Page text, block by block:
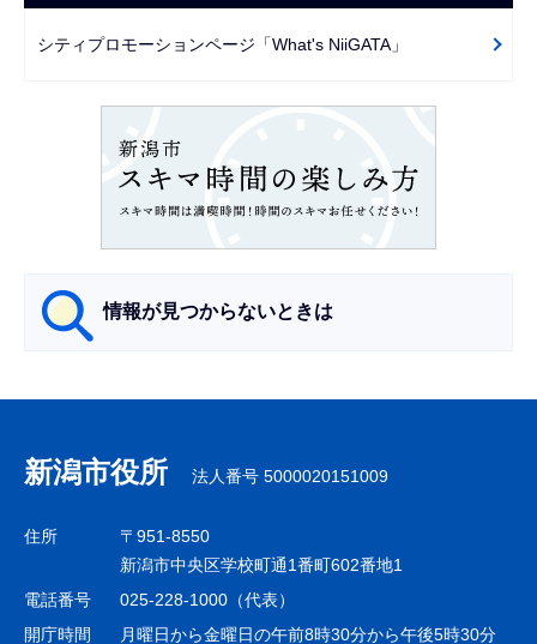
で
ーシティプロモーションページ「What's NiiGATA」
情報が見つからないときは
ナ
ビ
ゲ
シ
ョ
新潟市役所 法人番号 5000020151009
住所
〒951-8550
新潟市中央区学校町通1番町602番地1
電話番号
025-228-1000（代表）
開庁時間
月曜日から金曜日の午前8時30分から午後5時30分